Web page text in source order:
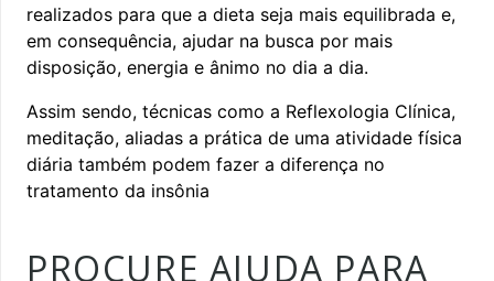
realizados para que a dieta seja mais equilibrada e,
em consequência, ajudar na busca por mais
disposição, energia e ânimo no dia a dia.
Assim sendo, técnicas como a Reflexologia Clínica,
meditação, aliadas a prática de uma atividade física
diária também podem fazer a diferença no
tratamento da insônia
PROCURE AJUDA PARA